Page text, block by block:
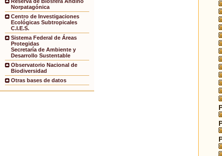
Reserva de Biosfera Andino
Norpatagónica
Centro de Investigaciones
Ecológicas Subtropicales
C.I.E.S.
Sistema Federal de Áreas
Protegidas
Secretaría de Ambiente y
Desarrollo Sustentable
Observatorio Nacional de
Biodiversidad
Otras bases de datos